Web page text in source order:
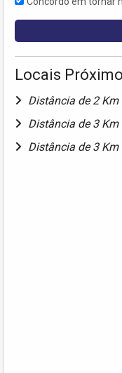
Locais
Distância de 2 Km
Distância de 3 Km
Distância de 3 Km